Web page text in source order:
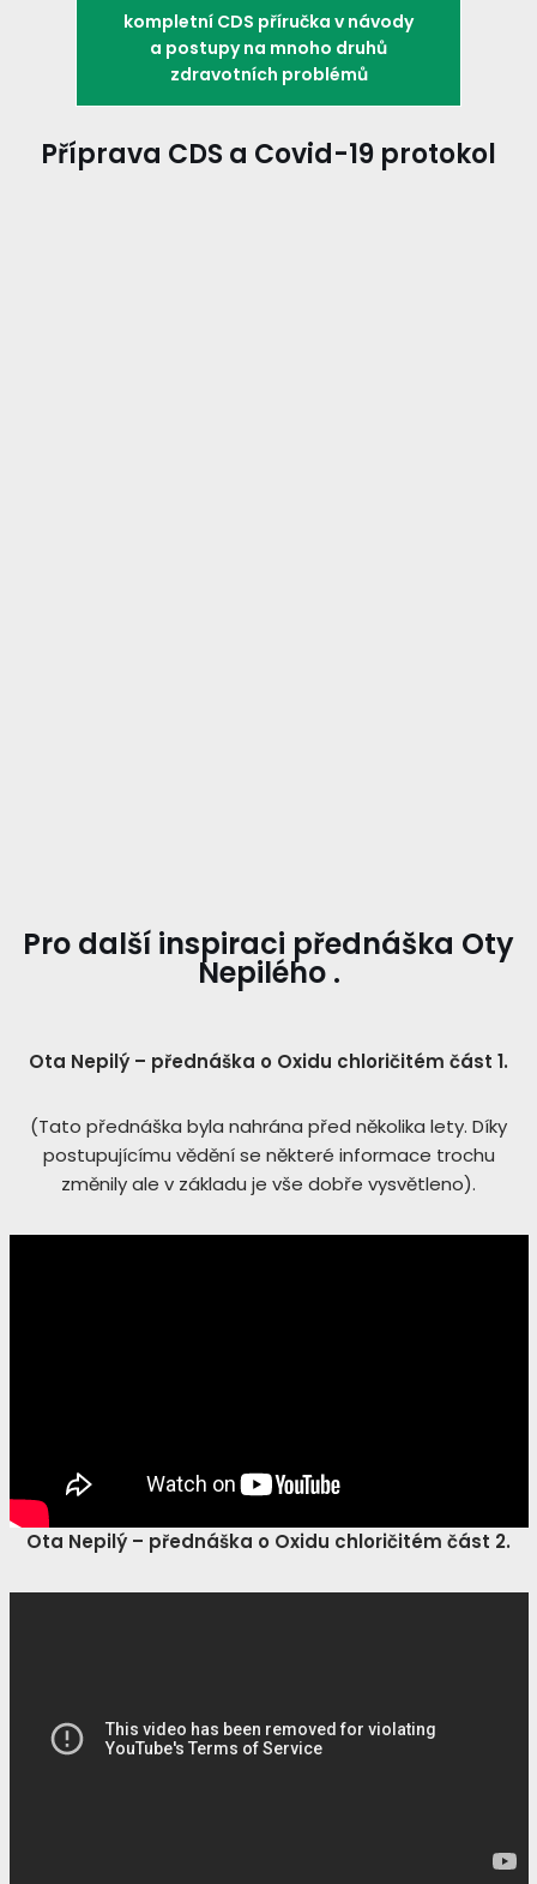
kompletní CDS příručka v návody
a postupy na mnoho druhů
zdravotních problémů
Příprava CDS a Covid-19 protokol
Pro další inspiraci přednáška Oty
Nepilého .
Ota Nepilý – přednáška o Oxidu chloričitém část 1.
(Tato přednáška byla nahrána před několika lety. Díky
postupujícímu vědění se některé informace trochu
změnily ale v základu je vše dobře vysvětleno).
Ota Nepilý – přednáška o Oxidu chloričitém část 2.